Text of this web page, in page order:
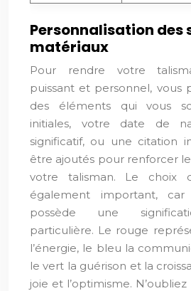
Personnalisation des
matériaux
Pour rendre votre
puissant et personnel, vous
des éléments qui vous
initiales, votre date de
significatif, ou une citation
être ajoutés pour renforcer
votre talisman. Le choix
également important,
possède une
particulière. Le rouge
l’énergie, le bleu la
le vert la guérison et la
joie et l’optimisme.